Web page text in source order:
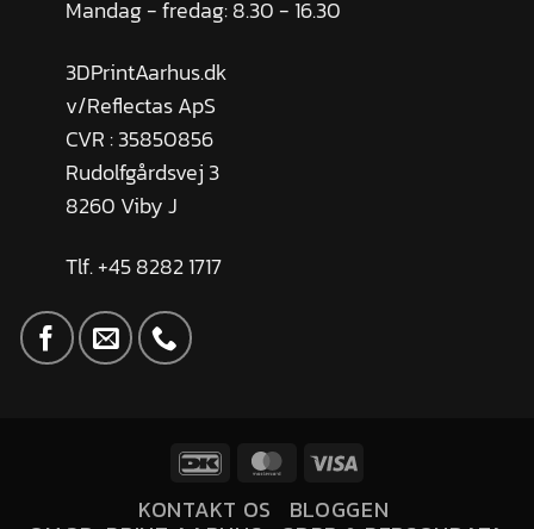
Mandag - fredag: 8.30 - 16.30
3DPrintAarhus.dk
v/Reflectas ApS
CVR : 35850856
Rudolfgårdsvej 3
8260 Viby J
Tlf. +45 8282 1717
KONTAKT OS BLOGGEN